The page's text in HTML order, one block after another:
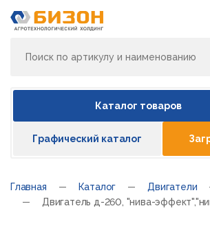
Каталог товаров
Графический каталог
Главная Каталог Двигатели
Двигатель д-260, "нива-